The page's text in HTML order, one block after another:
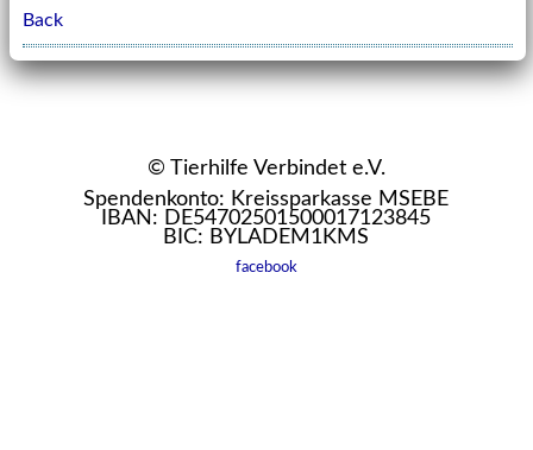
Back
© Tierhilfe Verbindet e.V.
Spendenkonto: Kreissparkasse MSEBE
IBAN: DE54702501500017123845
BIC: BYLADEM1KMS
facebook